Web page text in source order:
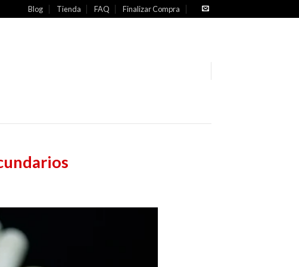
Blog Tienda FAQ Finalizar Compra